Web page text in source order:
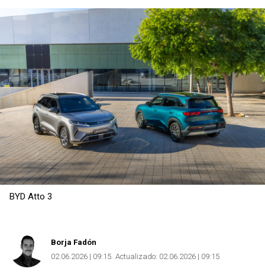
Copiar
BYD Atto 3
Borja Fadón
02.06.2026 | 09:15 Actualizado: 02.06.2026 | 09:15